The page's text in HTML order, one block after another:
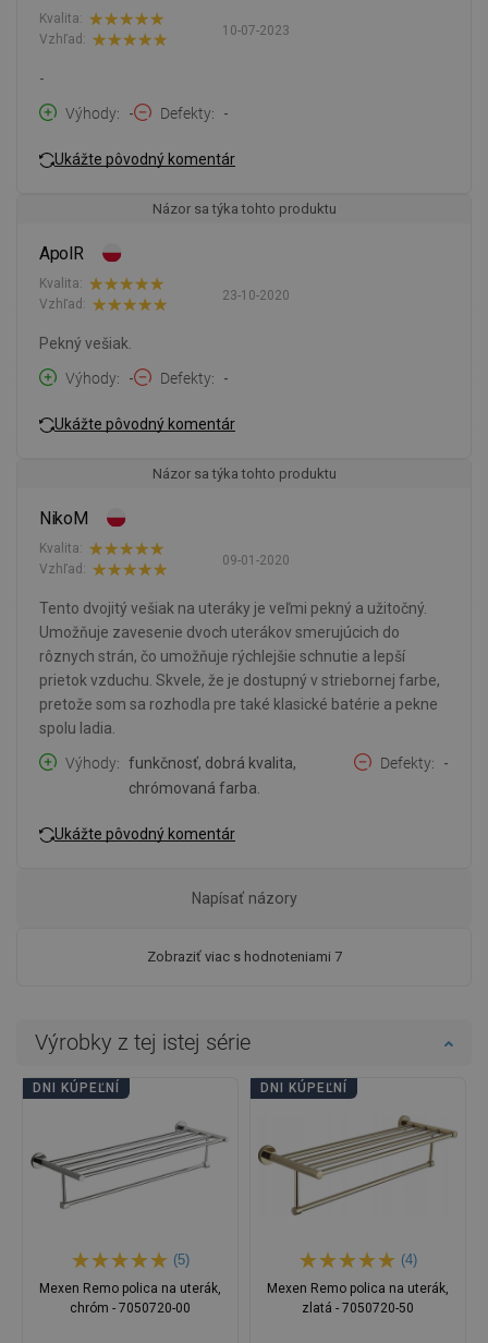
10-07-2023
Kvalita:
Vzhľad:
-
Výhody
- Defekty -
Ukážte pôvodný komentár
Názor sa týka tohto produktu
ApolR
23-10-2020
Kvalita:
Vzhľad:
Pekný vešiak.
Výhody
- Defekty -
Ukážte pôvodný komentár
Názor sa týka tohto produktu
NikoM
09-01-2020
Kvalita:
Vzhľad:
Tento dvojitý vešiak na uteráky je veľmi pekný a užitočný.
Umožňuje zavesenie dvoch uterákov smerujúcich do
rôznych strán, čo umožňuje rýchlejšie schnutie a lepší
prietok vzduchu. Skvele, že je dostupný v striebornej farbe,
pretože som sa rozhodla pre také klasické batérie a pekne
spolu ladia.
Výhody
funkčnosť, dobrá kvalita,
chrómovaná farba.
Defekty -
Ukážte pôvodný komentár
Zobraziť viac s hodnoteniami 7
Napísať názory
Výrobky z tej istej série
DNI KÚPEĽNÍ
(5)
Mexen Remo polica na uterák,
chróm - 7050720-00
DNI KÚPEĽNÍ
(4)
Mexen Remo polica na uterák,
zlatá - 7050720-50